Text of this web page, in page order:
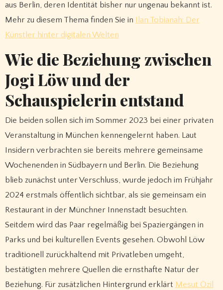
aus Berlin, deren Identität bisher nur ungenau bekannt ist.
Mehr zu diesem Thema finden Sie in Ilan Tobianah: Der
Künstler hinter digitalen Welten
Wie die Beziehung zwischen
Jogi Löw und der
Schauspielerin entstand
Die beiden sollen sich im Sommer 2023 bei einer privaten
Veranstaltung in München kennengelernt haben. Laut
Insidern verbrachten sie bereits mehrere gemeinsame
Wochenenden in Südbayern und Berlin. Die Beziehung
blieb zunächst unter Verschluss, wurde jedoch im Frühjahr
2024 erstmals öffentlich sichtbar, als sie gemeinsam ein
Restaurant in der Münchner Innenstadt besuchten.
Seitdem wird das Paar regelmäßig bei Spaziergängen in
Parks und bei kulturellen Events gesehen. Obwohl Löw
traditionell zurückhaltend mit Privatleben umgeht,
bestätigten mehrere Quellen die ernsthafte Natur der
Beziehung. Für zusätzlichen Hintergrund erklärt Mesut Özil